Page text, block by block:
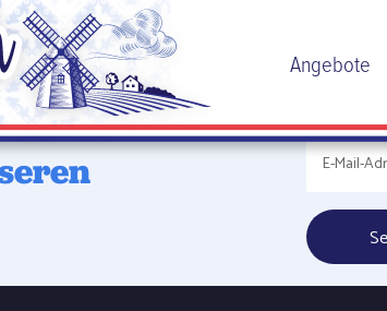
Angebote
unsere
Dann